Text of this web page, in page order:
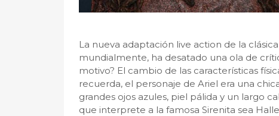
La nueva adaptación live action de la
mundialmente, ha desatado una ola de
motivo? El cambio de las características
recuerda, el personaje de Ariel era una
grandes ojos azules, piel pálida y un largo
que interprete a la famosa Sirenita sea